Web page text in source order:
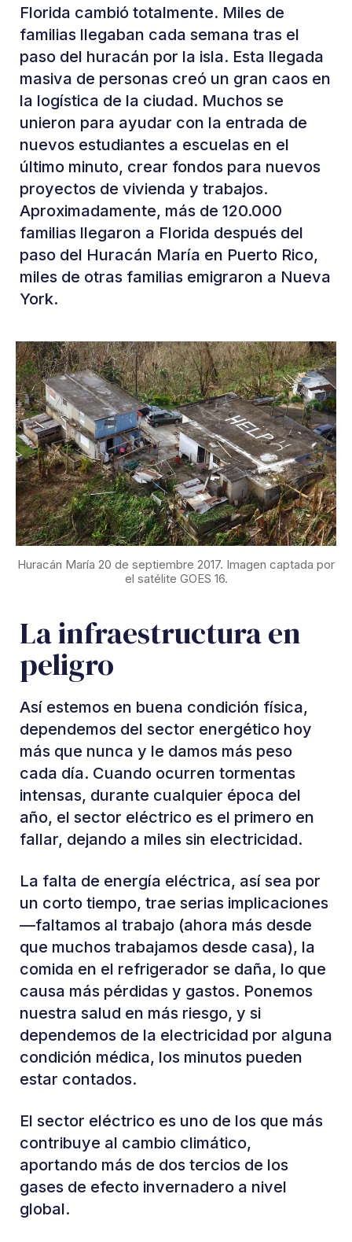
Florida cambió totalmente. Miles de
familias llegaban cada semana tras el
paso del huracán por la isla. Esta llegada
masiva de personas creó un gran caos en
la logística de la ciudad. Muchos se
unieron para ayudar con la entrada de
nuevos estudiantes a escuelas en el
último minuto, crear fondos para nuevos
proyectos de vivienda y trabajos.
Aproximadamente, más de 120.000
familias llegaron a Florida después del
paso del Huracán María en Puerto Rico,
miles de otras familias emigraron a Nueva
York.
Huracán María 20 de septiembre 2017. Imagen captada por
el satélite GOES 16.
La infraestructura en
peligro
Así estemos en buena condición física,
dependemos del sector energético hoy
más que nunca y le damos más peso
cada día. Cuando ocurren tormentas
intensas, durante cualquier época del
año, el sector eléctrico es el primero en
fallar, dejando a miles sin electricidad.
La falta de energía eléctrica, así sea por
un corto tiempo, trae serias implicaciones
—faltamos al trabajo (ahora más desde
que muchos trabajamos desde casa), la
comida en el refrigerador se daña, lo que
causa más pérdidas y gastos. Ponemos
nuestra salud en más riesgo, y si
dependemos de la electricidad por alguna
condición médica, los minutos pueden
estar contados.
El sector eléctrico es uno de los que más
contribuye al cambio climático,
aportando más de dos tercios de los
gases de efecto invernadero a nivel
global.